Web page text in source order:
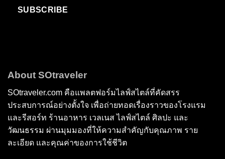
SUBSCRIBE
About SOtraveler
SOtraveler.com คือแพลตฟอร์มไลฟ์สไตล์ที่คัดสรร
ประสบการณ์อย่างตั้งใจ เพื่อถ่ายทอดเรื่องราวของโรงแรม
และรีสอร์ท ร้านอาหาร เวลเนส ไลฟ์สไตล์ ศิลปะ และ
วัฒนธรรม ผ่านมุมมองที่ให้ความสำคัญกับคุณภาพ ราย
ละเอียด และคุณค่าของการใช้ชีวิต